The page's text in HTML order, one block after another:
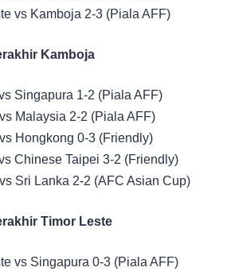
vs Kamboja 2-3 (Piala AFF)
Kamboja
Singapura 1-2 (Piala AFF)
Malaysia 2-2 (Piala AFF)
Hongkong 0-3 (Friendly)
Chinese Taipei 3-2 (Friendly)
Sri Lanka 2-2 (AFC Asian Cup)
Timor Leste
vs Singapura 0-3 (Piala AFF)